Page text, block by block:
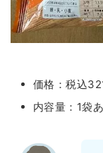
価格：税込
内容量：1袋